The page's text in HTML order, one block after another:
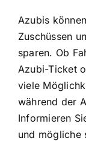
Azubis
Zuschüssen
sparen. Ob
Azubi-Ticket
viele
während der
Informieren
und mögliche